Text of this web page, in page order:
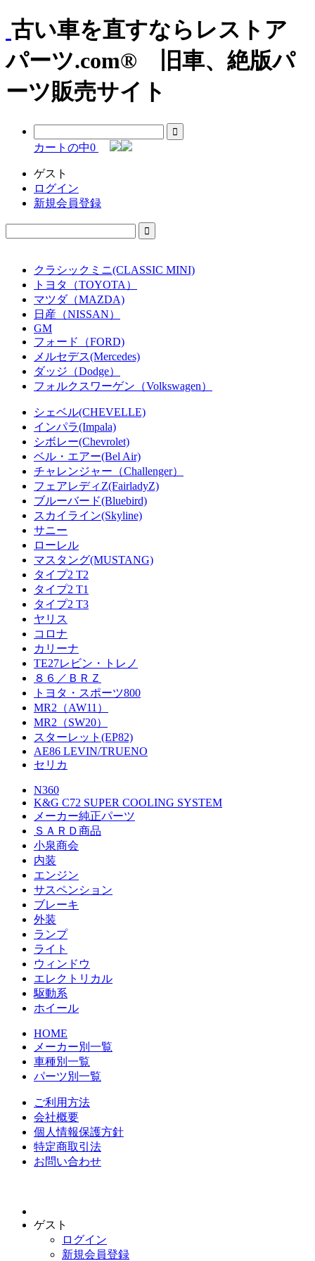
古い車を直すならレストア
パーツ.com® 旧車、絶版パ
ーツ販売サイト
カートの中0
ゲスト
ログイン
新規会員登録
クラシックミニ(CLASSIC MINI)
トヨタ（TOYOTA）
マツダ（MAZDA)
日産（NISSAN）
GM
フォード（FORD)
メルセデス(Mercedes)
ダッジ（Dodge）
フォルクスワーゲン（Volkswagen）
シェベル(CHEVELLE)
インパラ(Impala)
シボレー(Chevrolet)
ベル・エアー(Bel Air)
チャレンジャー（Challenger）
フェアレディZ(FairladyZ)
ブルーバード(Bluebird)
スカイライン(Skyline)
サニー
ローレル
マスタング(MUSTANG)
タイプ2 T2
タイプ2 T1
タイプ2 T3
ヤリス
コロナ
カリーナ
TE27レビン・トレノ
８６／ＢＲＺ
トヨタ・スポーツ800
MR2（AW11）
MR2（SW20）
スターレット(EP82)
AE86 LEVIN/TRUENO
セリカ
N360
K&G C72 SUPER COOLING SYSTEM
メーカー純正パーツ
ＳＡＲＤ商品
小泉商会
内装
エンジン
サスペンション
ブレーキ
外装
ランプ
ライト
ウィンドウ
エレクトリカル
駆動系
ホイール
HOME
メーカー別一覧
車種別一覧
パーツ別一覧
ご利用方法
会社概要
個人情報保護方針
特定商取引法
お問い合わせ
ゲスト
ログイン
新規会員登録